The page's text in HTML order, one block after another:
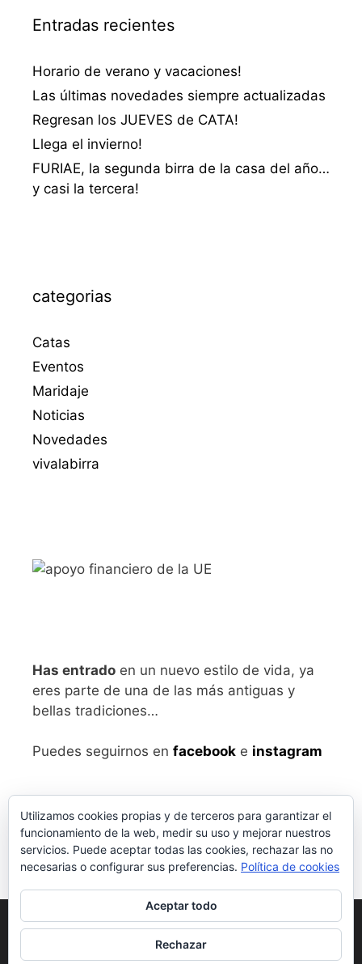
Entradas recientes
Horario de verano y vacaciones!
Las últimas novedades siempre actualizadas
Regresan los JUEVES de CATA!
Llega el invierno!
FURIAE, la segunda birra de la casa del año…
y casi la tercera!
categorias
Catas
Eventos
Maridaje
Noticias
Novedades
vivalabirra
Has entrado en un nuevo estilo de vida, ya
eres parte de una de las más antiguas y
bellas tradiciones…
Puedes seguirnos en facebook e instagram
Aviso legaly Política de Privacidad
Condiciones generales de compra
Utilizamos cookies propias y de terceros para garantizar el
funcionamiento de la web, medir su uso y mejorar nuestros
servicios. Puede aceptar todas las cookies, rechazar las no
necesarias o configurar sus preferencias. Política de cookies
Aceptar todo
Rechazar